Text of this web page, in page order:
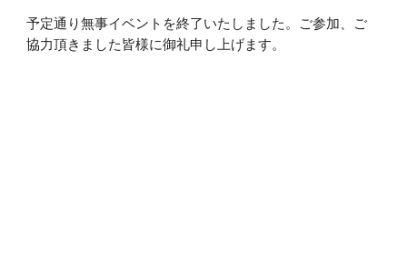
予定通り無事イベントを終了いたしました。ご参加、ご
協力頂きました皆様に御礼申し上げます。